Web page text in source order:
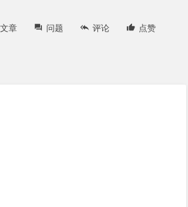
文章 问题 评论 点赞